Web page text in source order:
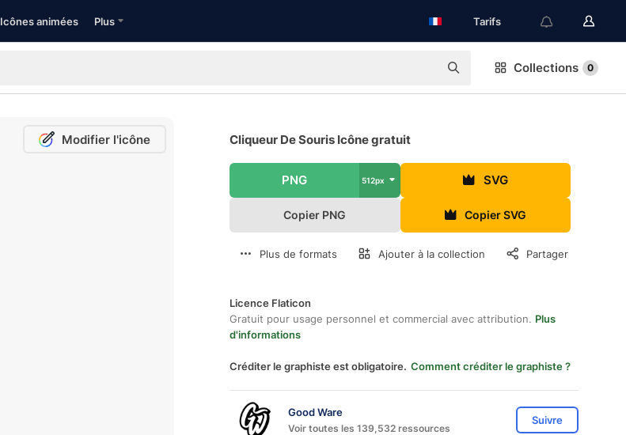
Icônes animées Plus Tarifs
Collections 0
Modifier l'icône Cliqueur De Souris Icône gratuit
PNG 512px SVG
Copier PNG Copier SVG
Plus de formats Ajouter à la collection Partager
Licence Flaticon
Gratuit pour usage personnel et commercial avec attribution. Plus
d'informations
Créditer le graphiste est obligatoire. Comment créditer le graphiste ?
Good Ware
Voir toutes les 139,532 ressources
Suivre